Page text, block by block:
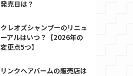
発売日は？
クレオズシャンプーのリニュ
ーアルはいつ？【2026年の
変更点5つ】
リンクヘアバームの販売店は